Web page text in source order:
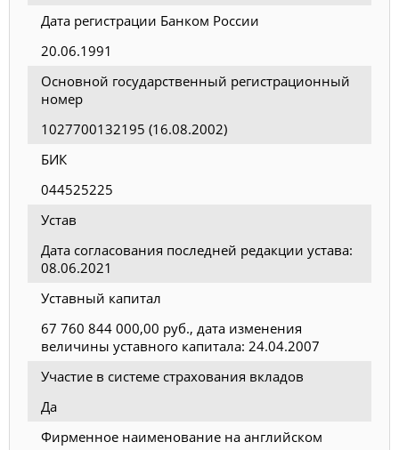
Дата регистрации Банком России
20.06.1991
Основной государственный регистрационный
номер
1027700132195 (16.08.2002)
БИК
044525225
Устав
Дата согласования последней редакции устава:
08.06.2021
Уставный капитал
67 760 844 000,00 руб., дата изменения
величины уставного капитала: 24.04.2007
Участие в системе страхования вкладов
Да
Фирменное наименование на английском